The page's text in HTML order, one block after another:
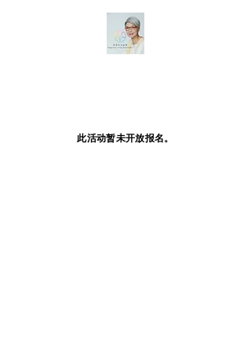
此活动暂未开放报名。